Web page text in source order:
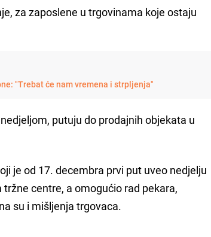
za zaposlene u trgovinama koje ostaju
"Trebat će nam vremena i strpljenja"
putuju do prodajnih objekata u
je od 17. decembra prvi put uveo nedjelju
centre, a omogućio rad pekara,
su i mišljenja trgovaca.